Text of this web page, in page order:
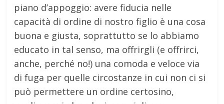
piano d’appoggio: avere fiducia nelle
capacità di ordine di nostro figlio è una cosa
buona e giusta, soprattutto se lo abbiamo
educato in tal senso, ma offrirgli (e offrirci,
anche, perché no!) una comoda e veloce via
di fuga per quelle circostanze in cui non ci si
può permettere un ordine certosino,